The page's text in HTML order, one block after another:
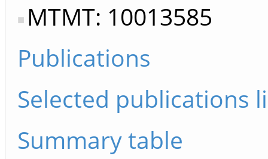
MTMT: 10013585
Publications
Selected publications
Summary table